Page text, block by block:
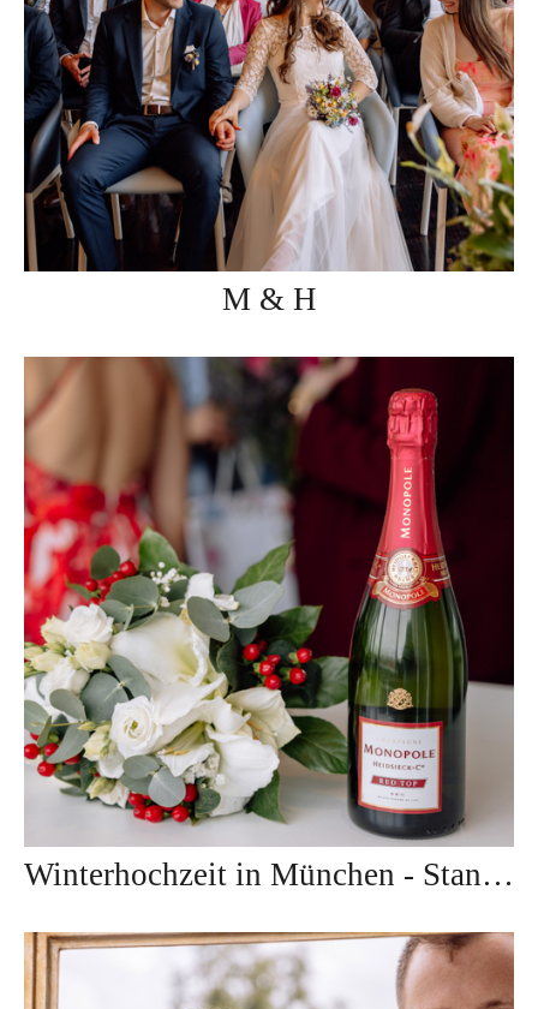
M & H
Winterhochzeit in München - Standesamt Ruppertstraße